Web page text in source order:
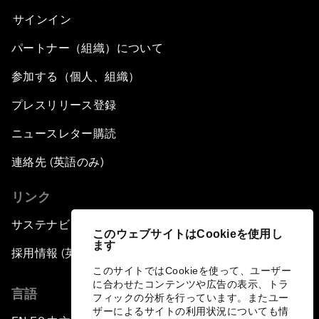
このウェブサイトはCookieを使用し
ます
このサイトではCookieを使って、ユーザー
に合わせたコンテンツや広告の表示、トラ
フィックの分析を行っています。またユー
ザーによるサイトの利用状況についても情
サインイン
パートナー（組織）について
参加する（個人、組織）
プレスリリース登録
ニュースレター購読
連絡先 (英語のみ)
リンク
サステナビリティへの取り組み
採用情報 (英語のみ)
言語